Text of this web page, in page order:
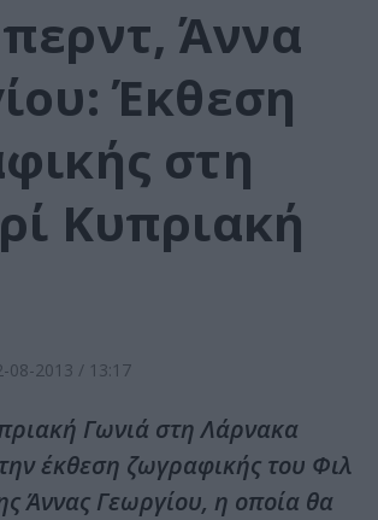
Άννα
Έκθεση
στη
Κυπριακή
08-2013 / 13:17
Γωνιά στη Λάρνακα
έκθεση ζωγραφικής του Φιλ
Άννας Γεωργίου, η οποία θα